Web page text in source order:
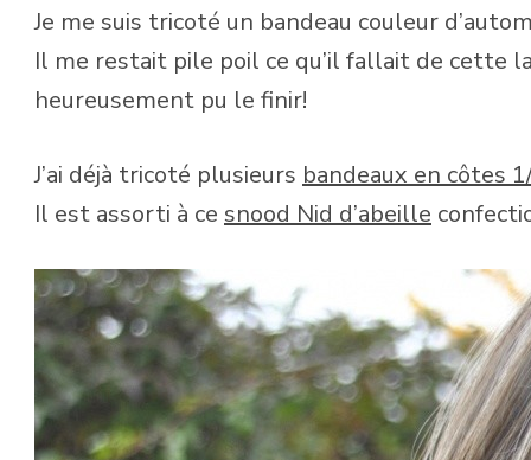
Je me suis tricoté un bandeau couleur
Il me restait pile poil ce qu’il fallait de cette
heureusement pu le finir!
J’ai déjà tricoté plusieurs bandeaux en côtes
Il est assorti à ce snood Nid d’abeille